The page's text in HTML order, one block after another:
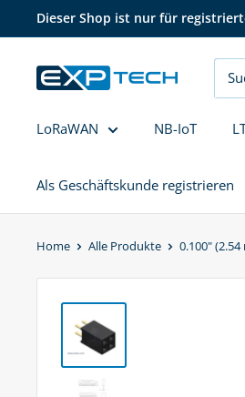
zum
Dieser Shop ist nur für
EXP
LoRaWAN NB-IoT
Als Geschäftskunde registrieren
Home Alle Produkte 0.100"